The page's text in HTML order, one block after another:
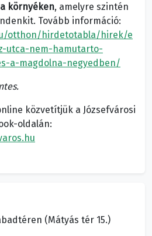
környéken, amelyre szintén
Tovább információ:
otthon/hirdetotabla/hirek/e
utca-nem-hamutarto-
a-magdolna-negyedben/
közvetítjük a Józsefvárosi
oldalán:
(Mátyás tér 15.)